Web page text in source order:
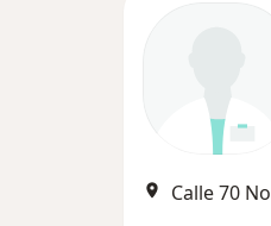
Calle 70